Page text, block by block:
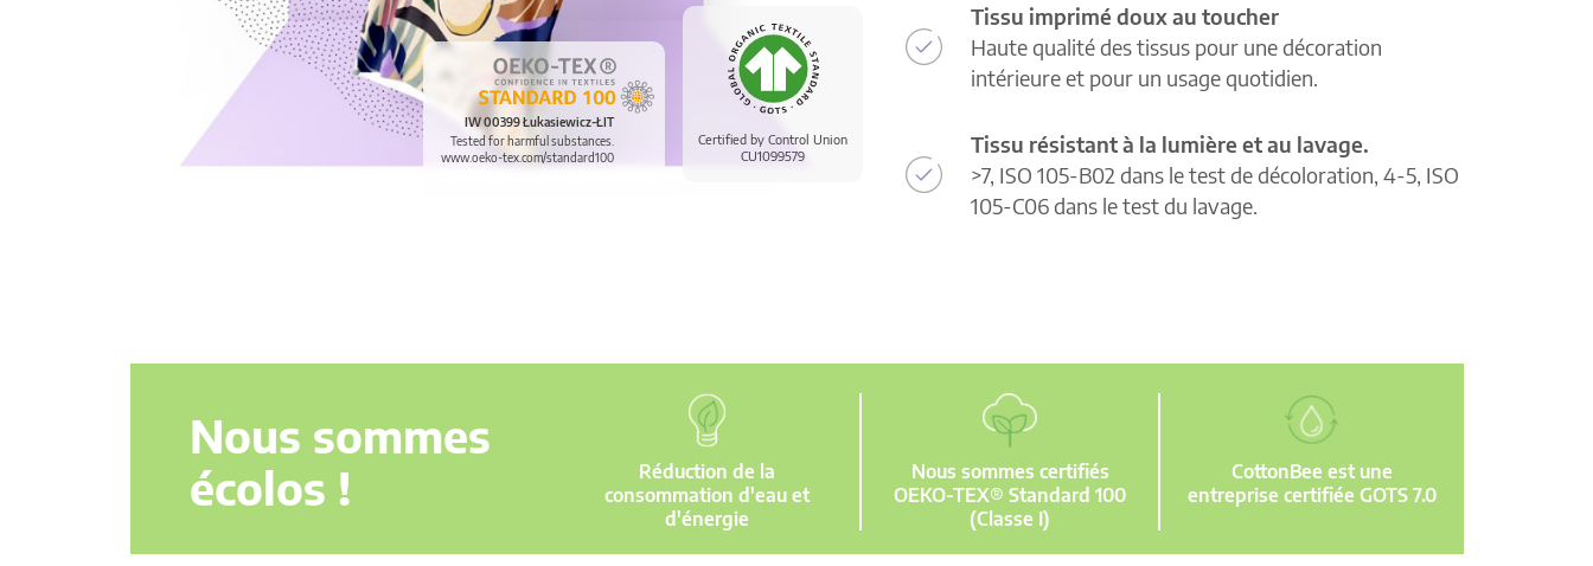
Certified by Control Union
CU1099579
IW 00399 Łukasiewicz-ŁIT
Tested for harmful substances.
www.oeko-tex.com/standard100
Tissu imprimé doux au toucher
Haute qualité des tissus pour une décoration
intérieure et pour un usage quotidien.
Tissu résistant à la lumière et au lavage.
>7, ISO 105-B02 dans le test de décoloration, 4-5, ISO
105-C06 dans le test du lavage.
Nous sommes
écolos !
Réduction de la
consommation d'eau et
d'énergie
Nous sommes certifiés
OEKO-TEX® Standard 100
(Classe I)
CottonBee est une
entreprise certifiée GOTS 7.0